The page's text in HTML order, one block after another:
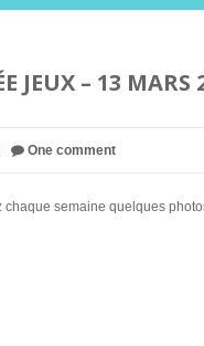
JEUX – 13 MARS
One comment
chaque semaine quelques